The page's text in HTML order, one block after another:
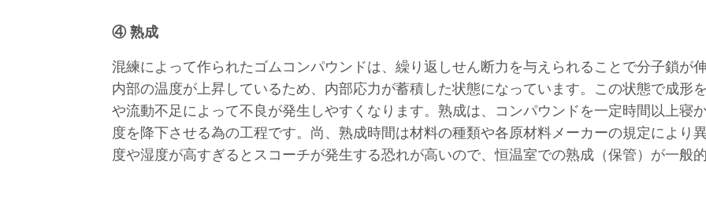
④ 熟成
混練によって作られたゴムコンパウンドは、繰り返しせん断力を与えられることで分子鎖が伸
内部の温度が上昇しているため、内部応力が蓄積した状態になっています。この状態で成形
や流動不足によって不良が発生しやすくなります。熟成は、コンパウンドを一定時間以上寝
度を降下させる為の工程です。尚、熟成時間は材料の種類や各原材料メーカーの規定により
度や湿度が高すぎるとスコーチが発生する恐れが高いので、恒温室での熟成（保管）が一般的